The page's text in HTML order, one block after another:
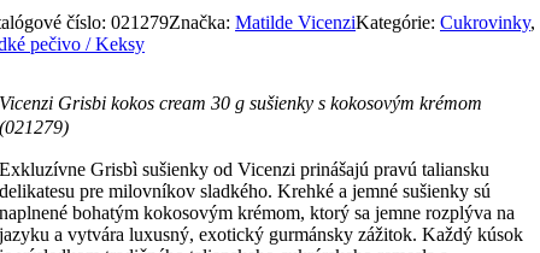
číslo: 021279Značka: Matilde VicenziKategórie: Cukrovinky,
pečivo / Keksy
Vicenzi Grisbi kokos cream 30 g sušienky s kokosovým krémom
(021279)
Exkluzívne Grisbì sušienky od Vicenzi prinášajú pravú taliansku
delikatesu pre milovníkov sladkého. Krehké a jemné sušienky sú
naplnené bohatým kokosovým krémom, ktorý sa jemne rozplýva na
jazyku a vytvára luxusný, exotický gurmánsky zážitok. Každý kúsok